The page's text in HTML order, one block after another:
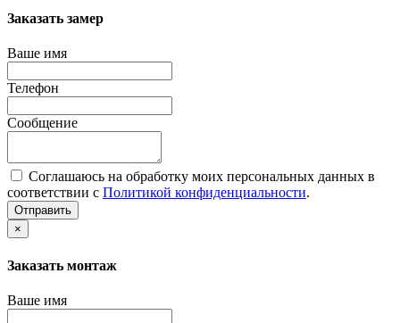
Заказать замер
Ваше имя
Телефон
Сообщение
Соглашаюсь на обработку моих персональных данных в
соответствии с Политикой конфиденциальности.
Отправить
×
Заказать монтаж
Ваше имя